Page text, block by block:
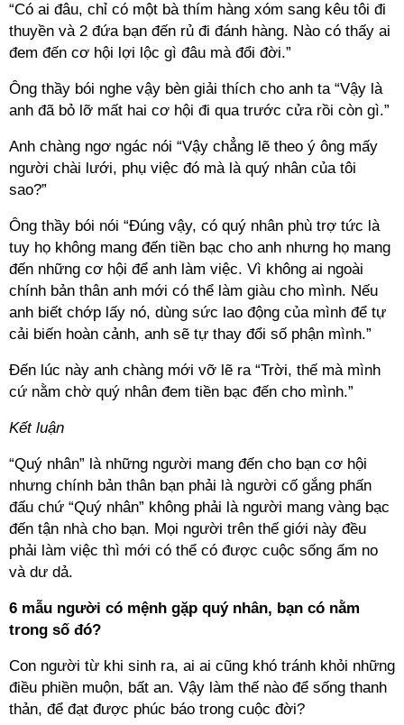
“Có ai đâu, chỉ có một bà thím hàng xóm sang kêu tôi đi
thuyền và 2 đứa bạn đến rủ đi đánh hàng. Nào có thấy ai
đem đến cơ hội lợi lộc gì đâu mà đổi đời.”
Ông thầy bói nghe vậy bèn giải thích cho anh ta “Vậy là
anh đã bỏ lỡ mất hai cơ hội đi qua trước cửa rồi còn gì.”
Anh chàng ngơ ngác nói “Vậy chẳng lẽ theo ý ông mấy
người chài lưới, phụ việc đó mà là quý nhân của tôi
sao?”
Ông thầy bói nói “Đúng vậy, có quý nhân phù trợ tức là
tuy họ không mang đến tiền bạc cho anh nhưng họ mang
đến những cơ hội để anh làm việc. Vì không ai ngoài
chính bản thân anh mới có thể làm giàu cho mình. Nếu
anh biết chớp lấy nó, dùng sức lao động của mình để tự
cải biến hoàn cảnh, anh sẽ tự thay đổi số phận mình.”
Đến lúc này anh chàng mới vỡ lẽ ra “Trời, thế mà mình
cứ nằm chờ quý nhân đem tiền bạc đến cho mình.”
Kết luận
“Quý nhân” là những người mang đến cho bạn cơ hội
nhưng chính bản thân bạn phải là người cố gắng phấn
đấu chứ “Quý nhân” không phải là người mang vàng bạc
đến tận nhà cho bạn. Mọi người trên thế giới này đều
phải làm việc thì mới có thể có được cuộc sống ấm no
và dư dả.
6 mẫu người có mệnh gặp quý nhân, bạn có nằm
trong số đó?
Con người từ khi sinh ra, ai ai cũng khó tránh khỏi những
điều phiền muộn, bất an. Vậy làm thế nào để sống thanh
thản, để đạt được phúc báo trong cuộc đời?